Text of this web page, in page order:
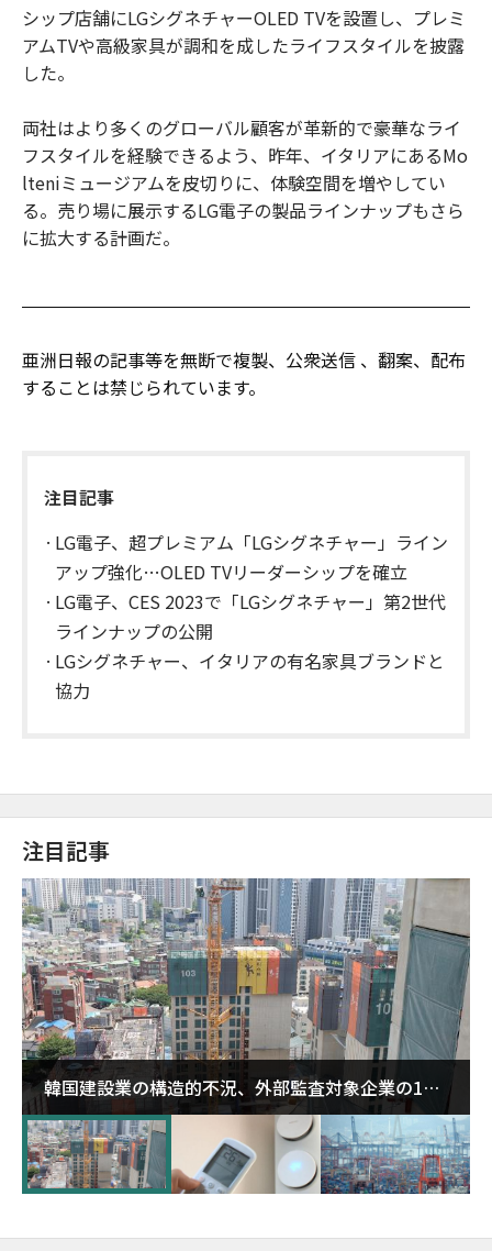
シップ店舗にLGシグネチャーOLED TVを設置し、プレミ
アムTVや高級家具が調和を成したライフスタイルを披露
した。
両社はより多くのグローバル顧客が革新的で豪華なライ
フスタイルを経験できるよう、昨年、イタリアにあるMo
lteniミュージアムを皮切りに、体験空間を増やしてい
る。売り場に展示するLG電子の製品ラインナップもさら
に拡大する計画だ。
亜洲日報の記事等を無断で複製、公衆送信 、翻案、配布
することは禁じられています。
注目記事
LG電子、超プレミアム「LGシグネチャー」ライン
アップ強化…OLED TVリーダーシップを確立
LG電子、CES 2023で「LGシグネチャー」第2世代
ラインナップの公開
LGシグネチャー、イタリアの有名家具ブランドと
協力
注目記事
韓国建設業の構造的不況、外部監査対象企業の1割
超が「ゾンビ企業」に…5年で2.8倍増